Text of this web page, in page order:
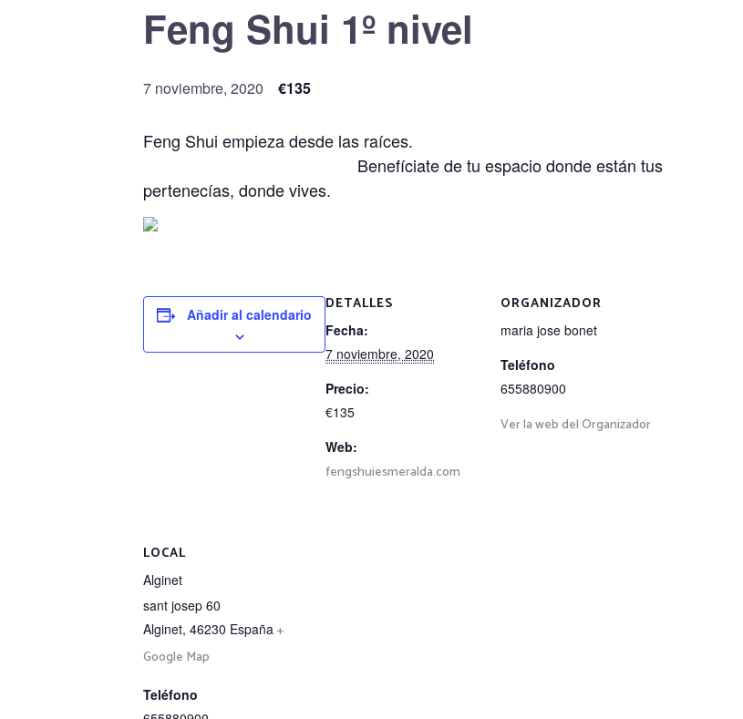
Feng Shui 1º nivel
7 noviembre, 2020 €135
Feng Shui empieza desde las raíces.
Benefíciate de tu espacio donde están tus
pertenecías, donde vives.
Añadir al calendario DETALLES
Fecha:
7 noviembre, 2020
Precio:
€135
Web:
fengshuiesmeralda.com
ORGANIZADOR
maria jose bonet
Teléfono
655880900
Ver la web del Organizador
LOCAL
Alginet
sant josep 60
Alginet, 46230 España +
Google Map
Teléfono